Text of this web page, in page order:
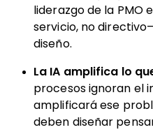
liderazgo de la PMO
servicio, no
diseño.
La IA amplifica lo
procesos ignoran el
amplificará ese
deben diseñar